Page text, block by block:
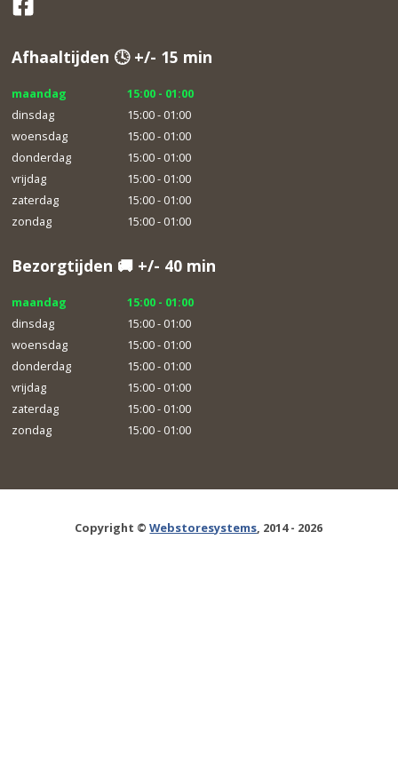
Afhaaltijden 🕓 +/- 15 min
maandag
15:00 - 01:00
dinsdag
15:00 - 01:00
woensdag
15:00 - 01:00
donderdag
15:00 - 01:00
vrijdag
15:00 - 01:00
zaterdag
15:00 - 01:00
zondag
15:00 - 01:00
Bezorgtijden 🚚 +/- 40 min
maandag
15:00 - 01:00
dinsdag
15:00 - 01:00
woensdag
15:00 - 01:00
donderdag
15:00 - 01:00
vrijdag
15:00 - 01:00
zaterdag
15:00 - 01:00
zondag
15:00 - 01:00
Copyright ©Webstoresystems, 2014 - 2026